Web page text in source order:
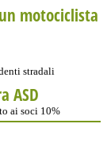
motociclista
stradali
ASD
ai soci 10%